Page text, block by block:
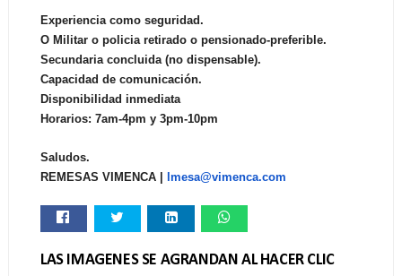
Experiencia como seguridad.
O Militar o policia retirado o pensionado-preferible.
Secundaria concluida (no dispensable).
Capacidad de comunicación.
Disponibilidad inmediata
Horarios: 7am-4pm y 3pm-10pm
Saludos.
REMESAS VIMENCA |
lmesa@vimenca.com
LAS IMAGENES SE AGRANDAN AL HACER CLIC